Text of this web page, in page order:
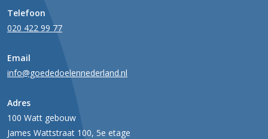
Telefoon
020 422 99 77
Email
info@goededoelennederland.nl
Adres
100 Watt gebouw
James Wattstraat 100, 5e etage